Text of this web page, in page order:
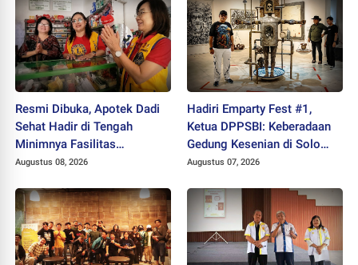
Resmi Dibuka, Apotek Dadi
Sehat Hadir di Tengah
Minimnya Fasilitas
Kesehatan Kawasan Jeruk
Augustus 08, 2026
Hadiri Emparty Fest #1,
Ketua DPPSBI: Keberadaan
Gedung Kesenian di Solo
Sangat Mendesak
Augustus 07, 2026